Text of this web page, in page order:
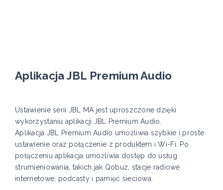
Aplikacja JBL Premium Audio
Ustawienie serii JBL MA jest uproszczone dzięki
wykorzystaniu aplikacji JBL Premium Audio.
Aplikacja JBL Premium Audio umożliwia szybkie i proste
ustawienie oraz połączenie z produktem i Wi-Fi. Po
połączeniu aplikacja umożliwia dostęp do usług
strumieniowania, takich jak Qobuz, stacje radiowe
internetowe, podcasty i pamięć sieciowa.